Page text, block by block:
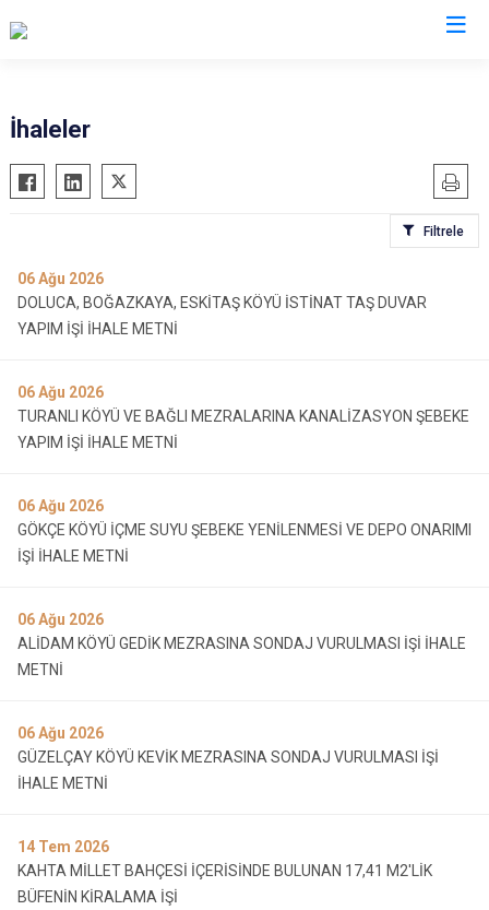
Besni
Çelikhan
Gölbaşı
Kahta
Samsat
Tut
İhaleler
Filtrele
06Ağu 2026
DOLUCA, BOĞAZKAYA, ESKİTAŞ KÖYÜ İSTİNAT TAŞ DUVAR
YAPIM İŞİ İHALE METNİ
06Ağu 2026
TURANLI KÖYÜ VE BAĞLI MEZRALARINA KANALİZASYON ŞEBEKE
YAPIM İŞİ İHALE METNİ
06Ağu 2026
GÖKÇE KÖYÜ İÇME SUYU ŞEBEKE YENİLENMESİ VE DEPO ONARIMI
İŞİ İHALE METNİ
06Ağu 2026
ALİDAM KÖYÜ GEDİK MEZRASINA SONDAJ VURULMASI İŞİ İHALE
METNİ
06Ağu 2026
GÜZELÇAY KÖYÜ KEVİK MEZRASINA SONDAJ VURULMASI İŞİ
İHALE METNİ
14 Tem 2026
KAHTA MİLLET BAHÇESİ İÇERİSİNDE BULUNAN 17,41 M2'LİK
BÜFENİN KİRALAMA İŞİ